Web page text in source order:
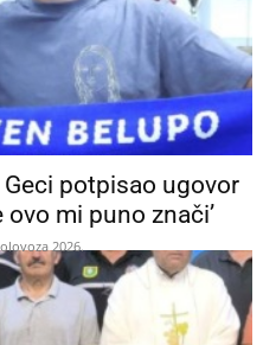
potpisao ugovor
ovo mi puno znači’
2026.